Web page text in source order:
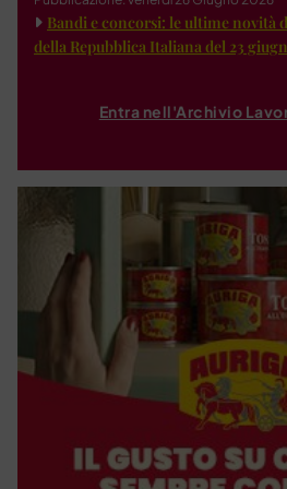
Bandi e concorsi: le ultime novità
della Repubblica Italiana del 23
Entra nell'Archivio